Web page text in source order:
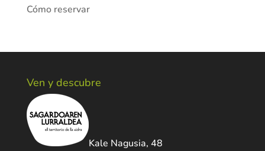
Cómo reservar
Ven y descubre
Kale Nagusia, 48